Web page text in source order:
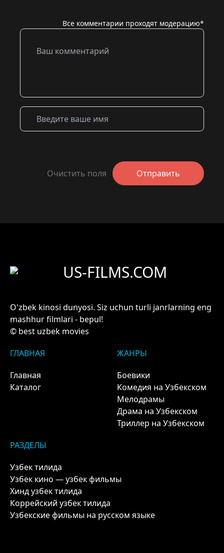
Все комментарии проходят модерацию*
Очистить поля Отправить
US-FILMS.COM
O'zbek kinosi dunyosi. Siz uchun turli janrlarning eng
mashhur filmlari - bepul!
© best uzbek movies
ГЛАВНАЯ
Главная
Каталог
ЖАНРЫ
Боевики
Комедия на Узбекском
Мелодрамы
Драма на Узбекском
Триллер на Узбекском
РАЗДЕЛЫ
Узбек тилида
Узбек кино — узбек фильмы
Хинд узбек тилида
Коррейский узбек тилида
Узбекские фильмы на русском языке